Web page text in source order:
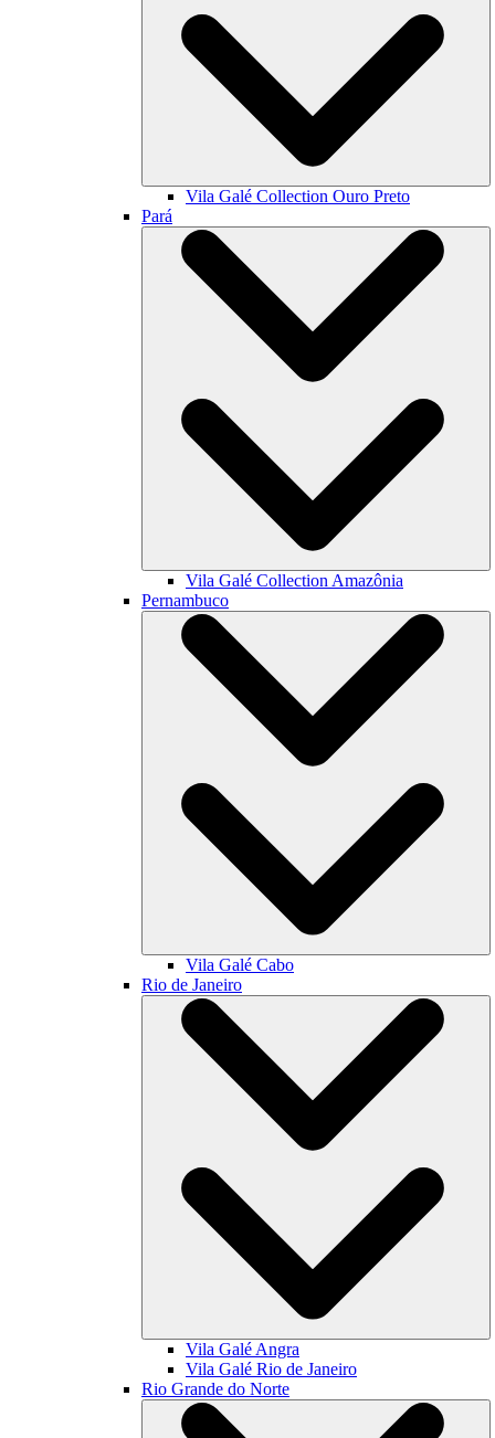
Vila Galé Collection Ouro Preto
Pará
Vila Galé Collection Amazônia
Pernambuco
Vila Galé Cabo
Rio de Janeiro
Vila Galé Angra
Vila Galé Rio de Janeiro
Rio Grande do Norte